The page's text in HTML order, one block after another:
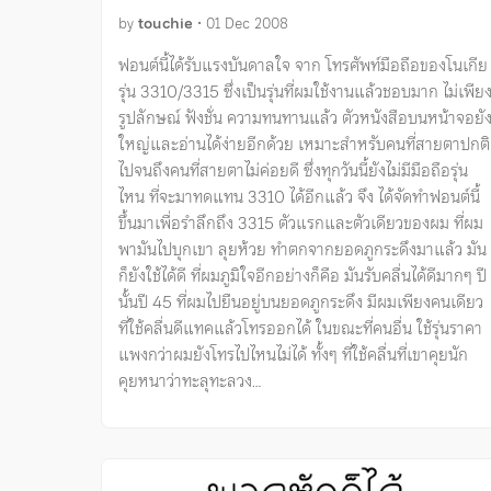
bytouchie • 01 Dec 2008
ฟอนต์นี้ได้รับแรงบันดาลใจ จาก โทรศัพท์มือถือของโนเกีย
รุ่น 3310/3315 ซึ่งเป็นรุ่นที่ผมใช้งานแล้วชอบมาก ไม่เพียง
รูปลักษณ์ ฟังชั่น ความทนทานแล้ว ตัวหนังสือบนหน้าจอยัง
ใหญ่และอ่านได้ง่ายอีกด้วย เหมาะสำหรับคนที่สายตาปกติ
ไปจนถึงคนที่สายตาไม่ค่อยดี ซึ่งทุกวันนี้ยังไม่มีมือถือรุ่น
ไหน ที่จะมาทดแทน 3310 ได้อีกแล้ว จึง ได้จัดทำฟอนต์นี้
ขึ้นมาเพื่อรำลึกถึง 3315 ตัวแรกและตัวเดียวของผม ที่ผม
พามันไปบุกเขา ลุยห้วย ทำตกจากยอดภูกระดึงมาแล้ว มัน
ก็ยังใช้ได้ดี ที่ผมภูมิใจอีกอย่างก็คือ มันรับคลื่นได้ดีมากๆ ปี
นั้นปี 45 ที่ผมไปยืนอยู่บนยอดภูกระดึง มีผมเพียงคนเดียว
ที่ใช้คลื่นดีแทคแล้วโทรออกได้ ในขณะที่คนอื่น ใช้รุ่นราคา
แพงกว่าผมยังโทรไปไหนไม่ได้ ทั้งๆ ที่ใช้คลื่นที่เขาคุยนัก
คุยหนาว่าทะลุทะลวง…